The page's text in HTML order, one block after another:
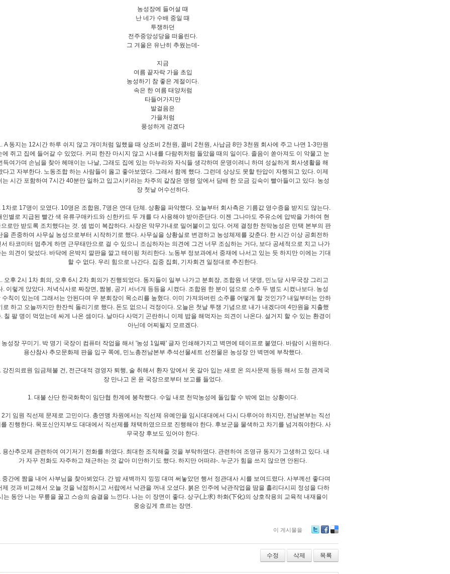
농성장에 들어설 때
난 네가 수배 중일 때
투쟁하던
전주중앙성당을 떠올린다.
그 겨울은 유난히 추웠는데-
지금
여름 끝자락 가을 초입
농성하기 참 좋은 계절이다.
속은 한 여름 태양처럼
타들어가지만
발걸음은
가을처럼
풍성하게 걷겠다
A 동지는 12시간 하루 쉬지 않고 개미처럼 일했을 때 상조비 2천원, 콜비 2천원, 사납금 8만 3천원 회사에 주고 나면 1-3만원
에 쥐고 집에 들어갈 수 있었다. 커피 한잔 마시지 않고 시내를 다람쥐처럼 돌았을 때의 일이다. 졸음이 쏟아져도 이 악물고 눈
득여가며 손님을 찾아 헤매이는 나날, 그래도 집에 있는 마누라와 자식들 생각하며 운명이려니 하며 성실하게 회사생활을 해
다고 자부한다. 노동조합 하는 사람들이 옳고 좋아보였다. 그래서 함께 했다. 그런데 상상도 못할 탄압이 자행되고 있다. 이제
는 시간 포함하여 7시간 40분만 일하고 입고시키라는 차주의 같잖은 명령 앞에서 담배 한 모금 깊숙이 빨아들이고 있다. 농성
장 첫날 어수선하다.
1차로 17명이 모였다. 10명은 조합원, 7명은 연대 단체. 상황을 파악했다. 오늘부터 회사측은 기름값 영수증을 받지도 않는다.
인별로 지급된 빨간 색 유류구매카드와 신한카드 두 개를 다 사용해야 받아준단다. 이젠 그나마도 주유소에 압박을 가하여 현
으로만 받도록 조치했다는 것. 셈 법이 복잡하다. 사장은 막무가내로 밀어붙이고 있다. 어제 결정한 천막농성은 민택 본부의 판
을 존중하여 사무실 농성으로부터 시작하기로 했다. 사무실을 상황실로 변경하고 농성체제를 갖춘다. 한 시간 이상 공회전하
서 타코미터 멈추게 하면 근무태만으로 걸 수 있으니 조심하자는 의견에 그건 너무 조심하는 거다, 보다 공세적으로 치고 나가
는 의견이 맞섰다. 바닥에 은박지 깔판을 깔고 테이핑 처리한다. 노동부 정보과에서 중재에 나서고 있는 듯 하지만 이에는 기대
할 수 없다. 우리 힘으로 나간다. 집중 집회, 기자회견 일정대로 추진한다.
오후 2시 1차 회의, 오후 6시 2차 회의가 진행되었다. 동지들이 일부 나가고 분회장, 조합원 너 댓명, 민노당 사무국장 그리고
. 이렇게 앉았다. 저녁식사로 짜장면, 짬봉, 공기 서너개 등등을 시켰다. 조합원 한 분이 덤으로 소주 두 병도 시켰나보다. 농성
수칙이 있는데 그래서는 안된다며 우 분회장이 목소리를 높혔다. 이미 가져와버린 소주를 어떻게 할 것인가? 내일부터는 안하
로 하고 오늘까지만 한잔씩 돌리기로 했다. 돈도 없으니 걱정이다. 오늘은 첫날 투쟁 기념으로 내가 내겠다며 4만원을 지출했
. 칠 팔 명이 먹었는데 싸게 나온 셈이다. 날마다 사먹기 곤란하니 이제 밥을 해먹자는 의견이 나온다. 설거지 할 수 있는 환경이
아닌데 어찌될지 모르겠다.
농성장 꾸미기. 박 명기 국장이 컴퓨터 작업을 해서 '농성 1일째' 글자 인쇄해가지고 벽면에 테이프로 붙였다. 바람이 시원하다.
용산참사 추모문화제 판을 입구 쪽에, 민노총전남본부 추석선물세트 선전물은 농성장 안 벽면에 부착했다.
강진의료원 임금체불 건, 전근대적 경영자 퇴행, 술 취해서 환자 앞에서 옷 갈아 입는 새로 온 의사문제 등등 해서 도청 관계국
장 만나고 온 윤 국장으로부터 보고를 들었다.
1. 대불 산단 한국화학이 임단협 한계에 봉착했다. 수일 내로 천막농성에 돌입할 수 밖에 없는 상황이다.
2기 임원 직선제 문제로 고민이다. 총연맹 차원에서는 직선제 유예안을 임시대대에서 다시 다루어야 하지만, 전남본부는 직선
진행한다. 목포신안지부도 대대에서 직선제를 채택하였으므로 진행해야 한다. 후보군을 물색하고 차기를 넘겨줘야한다. 사
무국장 후보도 있어야 한다.
용산추모제 관련하여 여기저기 전화를 하였다. 최대한 조직해줄 것을 부탁하였다. 관련하여 조영규 동지가 고생하고 있다. 내
가 자꾸 전화도 자주하고 채근하는 것 같아 미안하기도 했다. 하지만 어떠랴-. 누군가 힘을 쓰지 않으면 안된다.
중간에 짬을 내어 사부님을 찾아뵈었다. 간 밤 새벽까지 낑낑 대며 써놓았던 행서 정관대사 시를 보여드렸다. 사부께선 좋다며
제 것과 비교해서 오늘 것을 낙점하시고 서랍에서 낙관을 꺼내 오셨다. 붉은 인주에 낙관작업을 땀을 흘리다시피 정성을 다하
는 동안 나는 무릎을 꿇고 스승의 숨결을 느낀다. 나는 이 장면이 좋다. 상구(上求) 하화(下化)의 상호작용의 교육적 내재율이
웅숭깊게 흐르는 장면.
이 게시물을
itte ceb
oo
k
lici
s
수정 삭제 목록